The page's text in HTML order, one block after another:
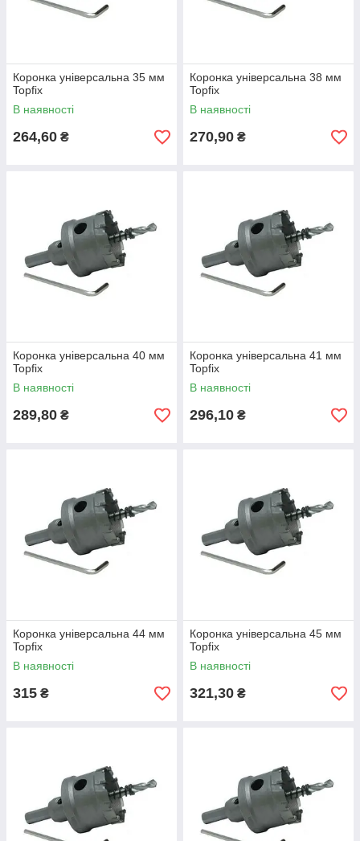
Коронка універсальна 35 мм
Topfix
В наявності
264,60 ₴
Коронка універсальна 38 мм
Topfix
В наявності
270,90 ₴
Коронка універсальна 40 мм
Topfix
В наявності
289,80 ₴
Коронка універсальна 41 мм
Topfix
В наявності
296,10 ₴
Коронка універсальна 44 мм
Topfix
В наявності
315 ₴
Коронка універсальна 45 мм
Topfix
В наявності
321,30 ₴